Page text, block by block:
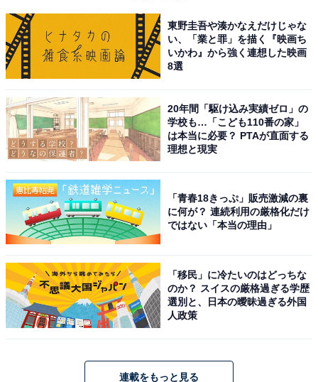
高級ブランド品の購入場所は？
直近3年以内に購入した高級ブランド品の購入場所は、
「百貨店内にある、ブランド直営の店舗」が購入者の
26.1%を占めて最も多く、次いで、「アウトレットショ
た。10〜20代の女性では、「オンラインショッピング
（ブランド直営以外）」の比率が高くなっています。
＞「持っている高級ブランド」9位までの全ランキング
結果を見る
※回答者のコメントは原文ママです
東野圭吾や湊かなえだけじゃな
い、「業と罪」を描く『映画ち
いかわ』から強く連想した映画
8選
20年間「駆け込み実績ゼロ」の
学校も…「こども110番の家」
は本当に必要？ PTAが直面する
理想と現実
「青春18きっぷ」販売激減の裏
に何が？ 連続利用の厳格化だけ
ではない「本当の理由」
「移民」に冷たいのはどっちな
のか？ スイスの厳格過ぎる学歴
選別と、日本の曖昧過ぎる外国
人政策
連載をもっと見る